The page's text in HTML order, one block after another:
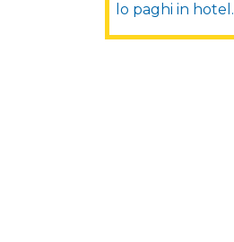
lo paghi in hotel.